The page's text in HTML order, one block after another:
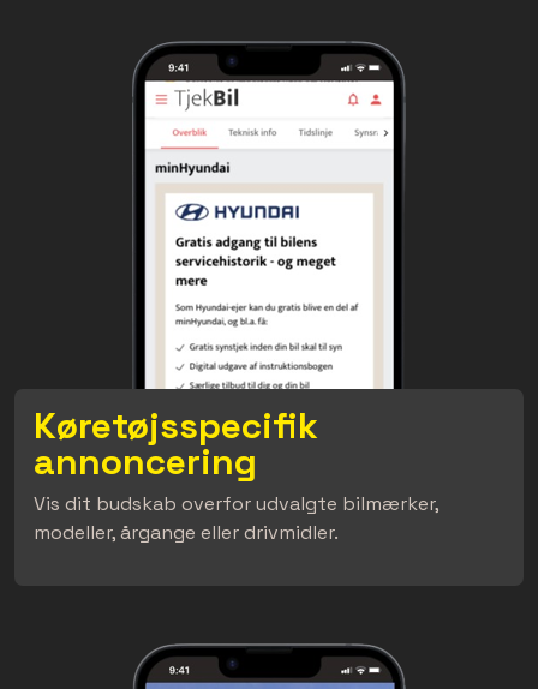
Køretøjsspecifik
annoncering
Vis dit budskab overfor udvalgte bilmærker,
modeller, årgange eller drivmidler.